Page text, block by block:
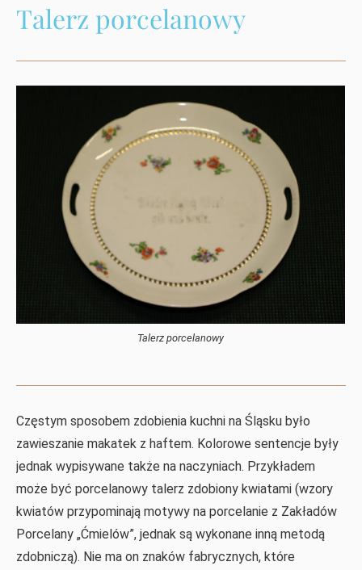
Talerz porcelanowy
Talerz porcelanowy
Częstym sposobem zdobienia kuchni na Śląsku było
zawieszanie makatek z haftem. Kolorowe sentencje były
jednak wypisywane także na naczyniach. Przykładem
może być porcelanowy talerz zdobiony kwiatami (wzory
kwiatów przypominają motywy na porcelanie z Zakładów
Porcelany „Ćmielów”, jednak są wykonane inną metodą
zdobniczą). Nie ma on znaków fabrycznych, które